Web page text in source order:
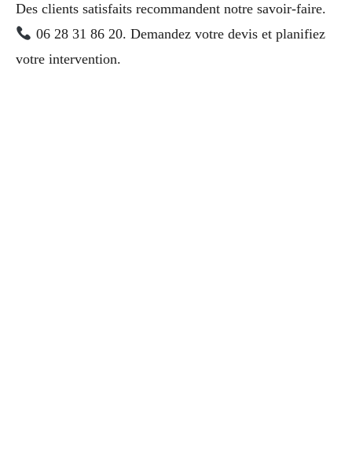
Des clients satisfaits recommandent notre savoir-faire.
06 28 31 86 20. Demandez votre devis et planifiez
votre intervention.